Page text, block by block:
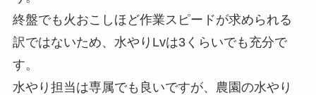
終盤でも火おこしほど作業スピードが求められる
訳ではないため、水やりLvは3くらいでも充分で
す。
水やり担当は専属でも良いですが、農園の水やり